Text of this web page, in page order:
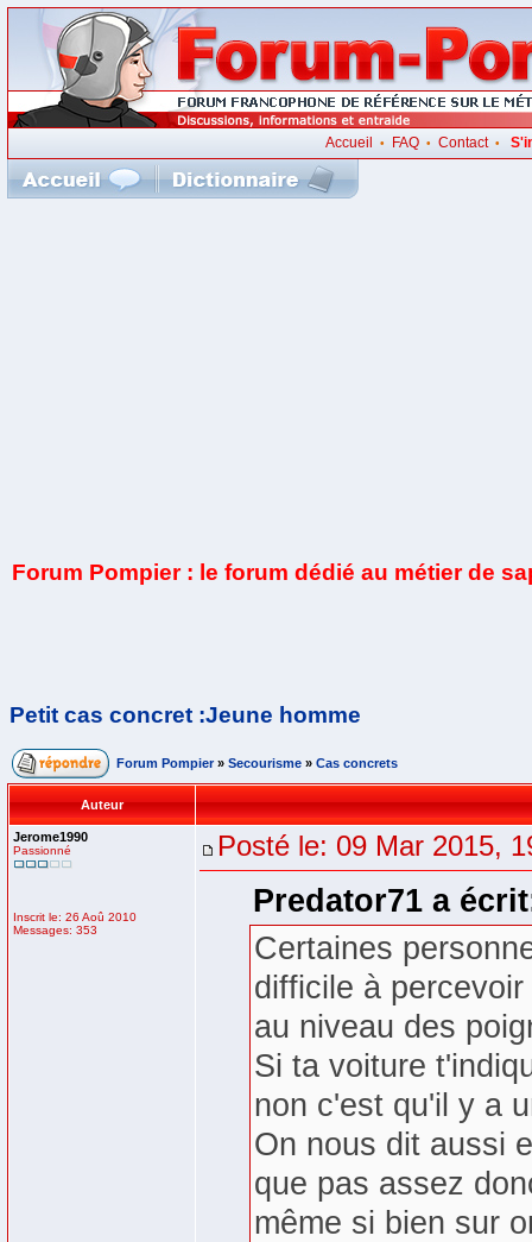
Accueil • FAQ• Contact•
Forum Pompier : le forum dédié au métier de
Petit cas concret :Jeune homme
Forum Pompier » Secourisme » Cas concrets
Auteur
Jerome1990
Passionné
Inscrit le: 26 Aoû 2010
Messages: 353
Posté le: 09 Mar 2015,
Predator71 a
Certaines
difficile à
au niveau des
Si ta voiture
non c'est qu'il y a
On nous dit aussi
que pas assez
même si bien sur